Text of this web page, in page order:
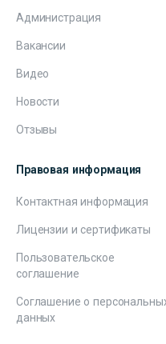
Администрация
Вакансии
Видео
Новости
Отзывы
Правовая информация
Контактная информация
Лицензии и сертификаты
Пользовательское
соглашение
Соглашение о
данных